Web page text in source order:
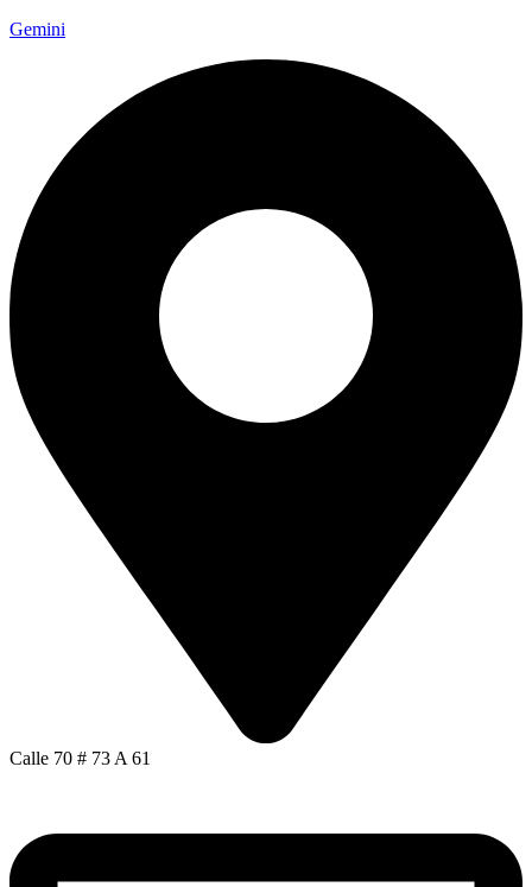
Gemini
Calle 70 # 73 A 61